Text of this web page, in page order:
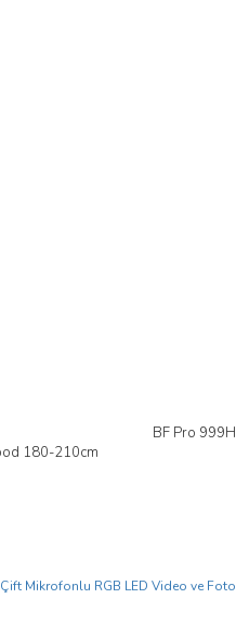
180-210cm
BF Pro